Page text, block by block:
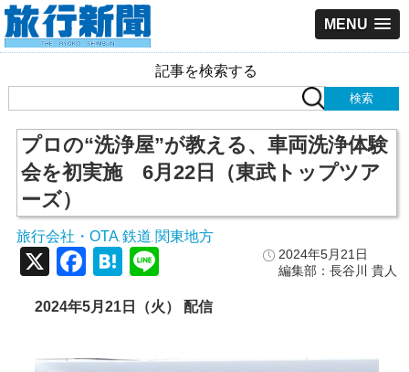
MENU
記事を検索する
プロの“洗浄屋”が教える、車両洗浄体験
会を初実施 6月22日（東武トップツア
ーズ）
旅行会社・OTA, 鉄道 関東地方
2024年5月21日
編集部：長谷川 貴人
X Facebook
Hatena
2024年5月21日（火） 配信